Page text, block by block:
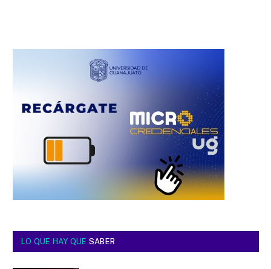
LO QUE HAY QUE SABER